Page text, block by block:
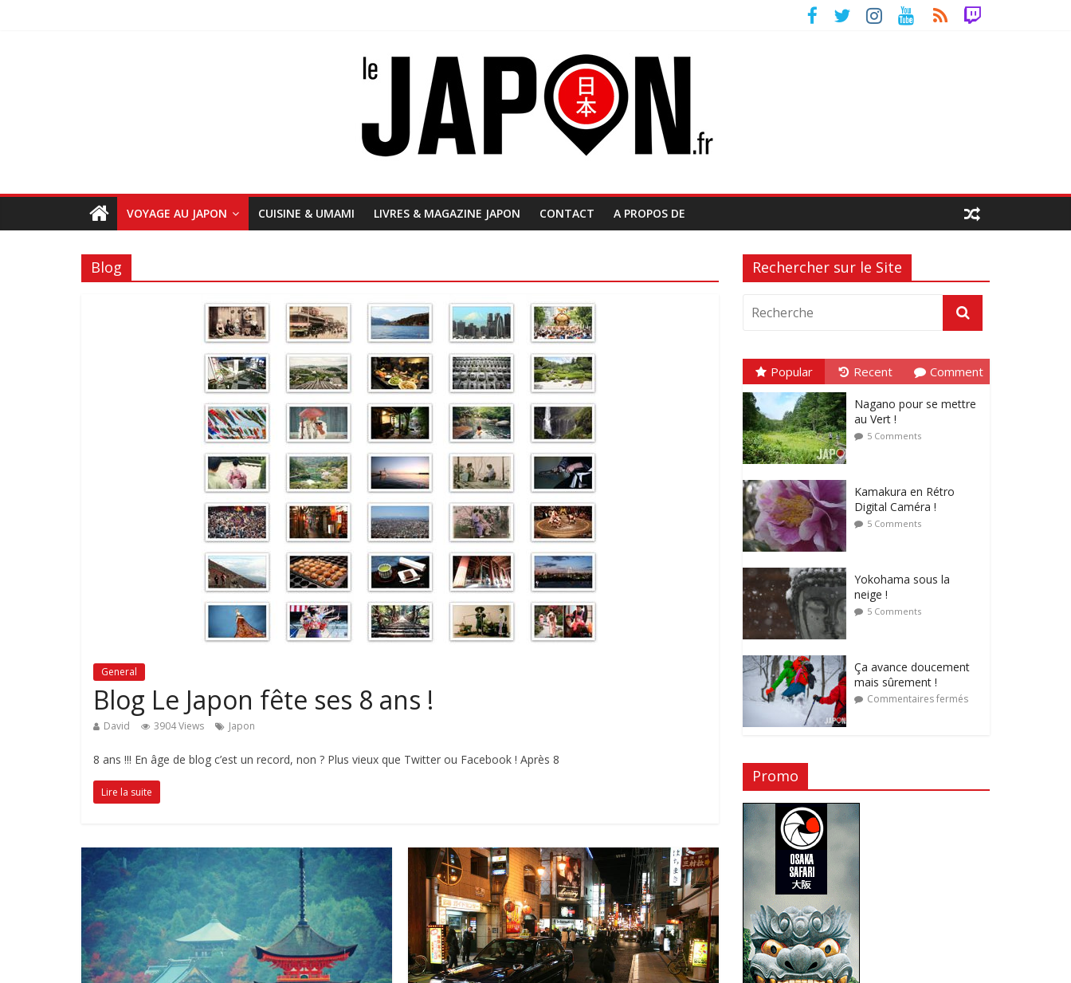
VOYAGE AU JAPON CUISINE & UMAMI LIVRES & MAGAZINE JAPON CONTACT A PROPOS DE
Blog
General
Blog Le Japon fête ses 8 ans !
David 3904 Views Japon
8 ans !!! En âge de blog c’est un record, non ? Plus vieux que Twitter ou Facebook ! Après 8
Lire la suite
Rechercher sur le Site
Popular Recent Comment
Nagano pour se mettre
au Vert !
5 Comments
Kamakura en Rétro
Digital Caméra !
5 Comments
Yokohama sous la
neige !
5 Comments
Ça avance doucement
mais sûrement !
Commentaires fermés
Promo